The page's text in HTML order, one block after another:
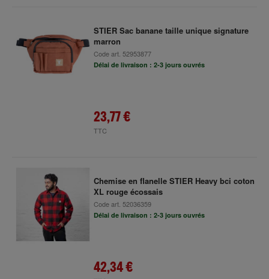
STIER Sac banane taille unique signature
marron
Code art. 52953877
Délai de livraison : 2-3 jours ouvrés
23,77 €
TTC
Chemise en flanelle STIER Heavy bci coton
XL rouge écossais
Code art. 52036359
Délai de livraison : 2-3 jours ouvrés
42,34 €